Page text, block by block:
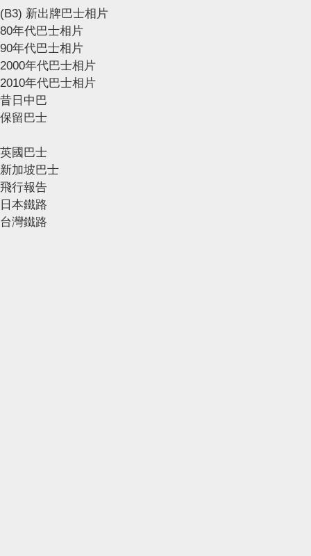
(B3) 新出牌巴士相片
80年代巴士相片
90年代巴士相片
2000年代巴士相片
2010年代巴士相片
昔日中巴
保留巴士
英國巴士
新加坡巴士
飛行報告
日本鐵路
台灣鐵路